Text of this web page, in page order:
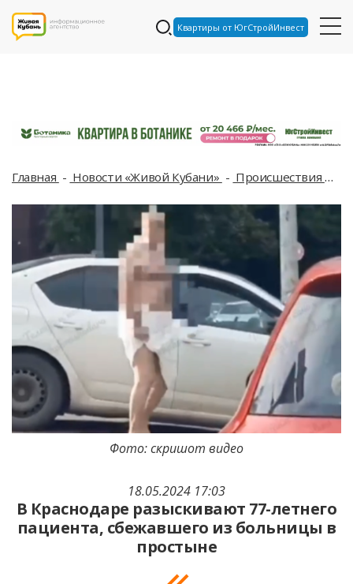
Квартиры от ЮгСтройИнвест
Главная Новости «Живой Кубани» Происшествия
18.05.2024 17:03
В Краснодаре разыскивают 77-летнего
пациента, сбежавшего из больницы в
простыне
Фото: скришот видео